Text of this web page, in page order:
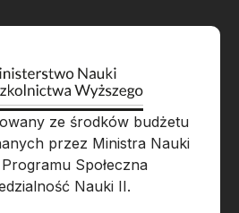
ze środków budżetu
przez Ministra Nauki
Społeczna
Nauki II.